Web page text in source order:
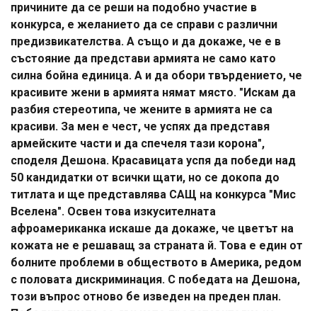
причините да се реши на подобно участие в
конкурса, е желанието да се справи с различни
предизвикателства. А също и да докаже, че е в
състояние да представи армията не само като
силна бойна единица. А и да обори твърдението, че
красивите жени в армията нямат място. "Искам да
разбия стереотипа, че жените в армията не са
красиви. За мен е чест, че успях да представя
армейските части и да спечеля тази корона",
споделя Дешона. Красавицата успя да победи над
50 кандидатки от всички щати, но се докопа до
титлата и ще представлява САЩ на конкурса "Мис
Вселена". Освен това изкусителната
афроамериканка искаше да докаже, че цветът на
кожата не е решаващ за страната й. Това е един от
болните проблеми в обществото в Америка, редом
с половата дискриминация. С победата на Дешона,
този въпрос отново бе изведен на преден план.